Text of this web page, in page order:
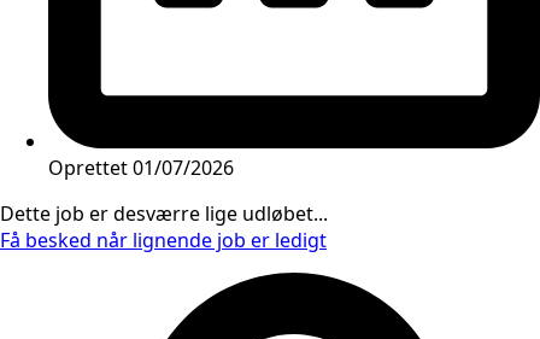
Oprettet01/07/2026
Dette job er desværre lige udløbet...
Få besked når lignende job er ledigt